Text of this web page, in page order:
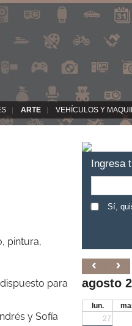
ARTE VEHÍCULOS Y
pintura,
para
y Sofía
Ingresa
Sí,
agosto
lun.
27